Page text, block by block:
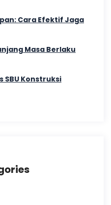
Cara Efektif Jaga
Masa Berlaku
SBU Konstruksi